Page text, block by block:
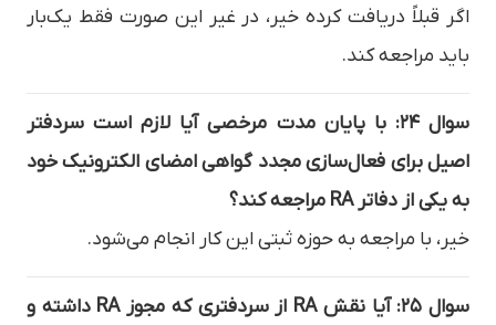
اگر قبلاً دریافت کرده خیر، در غیر این صورت فقط یک‌بار
باید مراجعه کند.
سوال ۲۴: با پایان مدت مرخصی آیا لازم است سردفتر
اصیل برای فعال‌سازی مجدد گواهی امضای الکترونیک خود
به یکی از دفاتر RA مراجعه کند؟
خیر، با مراجعه به حوزه ثبتی این کار انجام می‌شود.
سوال ۲۵: آیا نقش RA از سردفتری که مجوز RA داشته و